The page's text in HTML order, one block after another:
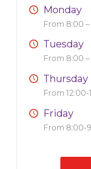
Monday
From 8:00
Tuesday
From 8:00
Thursday
From 12:00-
Friday
From 8:00-